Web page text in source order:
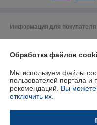
Информация для покупателя
УНП: 491594082
Регистрационный орган:
Дата регистрации компании:
Обработка файлов
Мы используем файлы
пользователей портала и
рекомендаций. Вы можете
отключить их.